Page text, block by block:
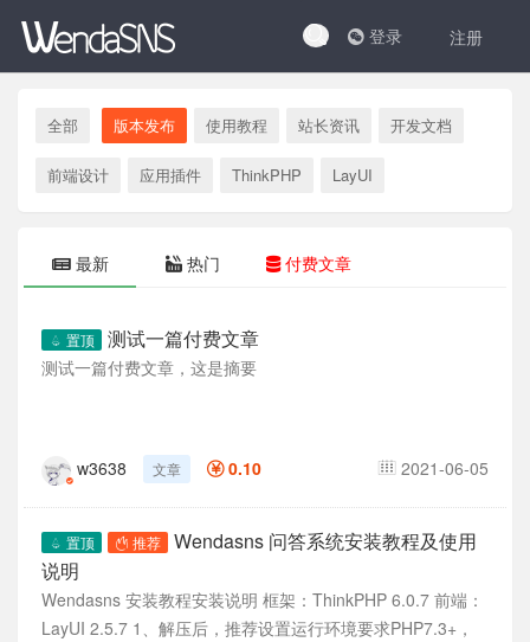
登录 注册
全部 版本发布 使用教程 站长资讯 开发文档
前端设计 应用插件 ThinkPHP LayUI
最新 热门 付费文章
置顶 测试一篇付费文章
测试一篇付费文章，这是摘要
w3638 文章 2021-06-05
0.10
置顶 推荐
Wendasns 问答系统安装教程及使用
说明
Wendasns 安装教程安装说明 框架：ThinkPHP 6.0.7 前端：
LayUI 2.5.7 1、解压后，推荐设置运行环境要求PHP7.3+，